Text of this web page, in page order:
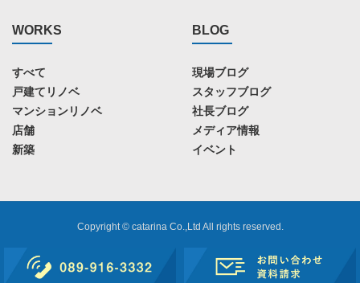
WORKS
すべて
戸建てリノベ
マンションリノベ
店舗
新築
BLOG
現場ブログ
スタッフブログ
社長ブログ
メディア情報
イベント
Copyright © catarina Co.,Ltd All rights reserved.